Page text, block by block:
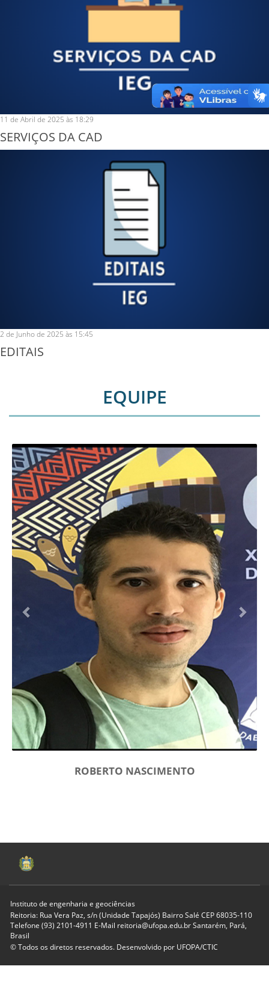
11 de Abril de 2025 às 18:29
SERVIÇOS DA CAD
2 de Junho de 2025 às 15:45
EDITAIS
EQUIPE
ROBERTO NASCIMENTO
Previous Next
Instituto de engenharia e geociências
Reitoria: Rua Vera Paz, s/n (Unidade Tapajós) Bairro Salé CEP 68035-110
Telefone (93) 2101-4911 E-Mail reitoria@ufopa.edu.br Santarém, Pará,
Brasil
© Todos os diretos reservados. Desenvolvido por UFOPA/CTIC